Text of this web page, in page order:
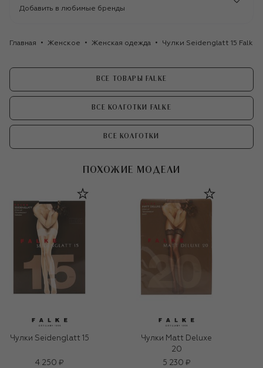
Добавить в любимые бренды
Главная Женское Женская одежда Чулки Seidenglatt 15 Falke
ВСЕ ТОВАРЫ FALKE
ВСЕ КОЛГОТКИ FALKE
ВСЕ КОЛГОТКИ
ПОХОЖИЕ МОДЕЛИ
Чулки Seidenglatt 15
4 250 ₽
Чулки Matt Deluxe
20
5 230 ₽